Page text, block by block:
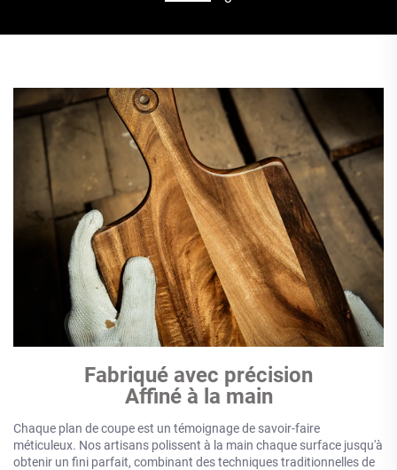
Fabriqué avec précision
Affiné à la main
Chaque plan de coupe est un témoignage de savoir-faire
méticuleux. Nos artisans polissent à la main chaque surface jusqu'à
obtenir un fini parfait, combinant des techniques traditionnelles de